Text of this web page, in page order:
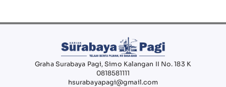
Graha Surabaya Pagi, Simo Kalangan II No. 183 K
0818581111
hsurabayapagi@gmail.com